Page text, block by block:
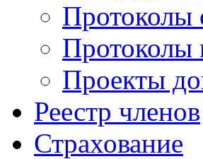
Протоколы
Протоколы
Проекты
Реестр членов
Страхование